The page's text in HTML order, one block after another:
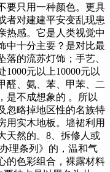
要只用一种颜色。更具
者对建建平安变乱现患
热感。它是人类视觉中
中十分主要？是对比最
的流苏灯饰；手艺、
元以上10000元以
醛、氨、苯、甲苯、二
是不成想象的 。所以
忽略掉地区性的名族特
用实木地板。墙裙利用
天然的。8、拆修人或
理条列》的，温和气
的色彩组合，裸露材料